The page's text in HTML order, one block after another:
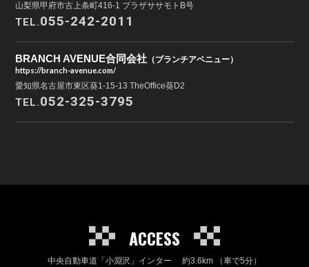
山梨県甲府市古上条町416-1 プラザササモトB号
TEL.055-242-2011
BRANCH AVENUE合同会社 （ブランチアベニュー）
https://branch-avenue.com/
愛知県名古屋市東区葵1-15-13 TheOffice葵D2
TEL.052-325-3795
ACCESS
中央自動車道「小淵沢」インター 約3.6km （車で5分）